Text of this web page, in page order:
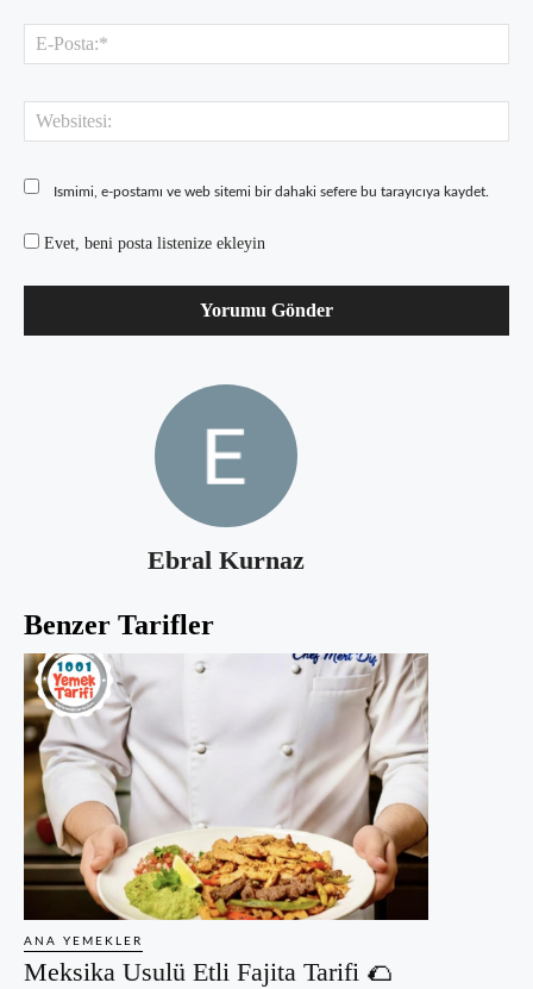
Ismimi, e-postamı ve web sitemi bir dahaki sefere bu tarayıcıya kaydet.
Evet, beni posta listenize ekleyin
Ebral Kurnaz
Benzer Tarifler
ANA YEMEKLER
Meksika Usulü Etli Fajita Tarifi 🌮